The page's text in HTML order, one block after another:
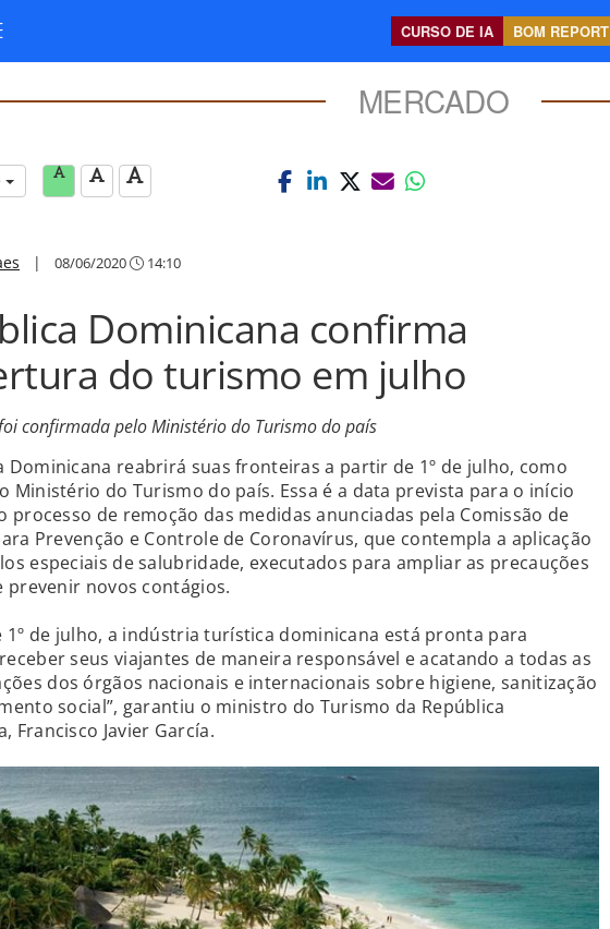
CURSO DE IA BOM REPORT
MERCADO
| 08/06/2020 14:10
Dominicana confirma
do turismo em julho
confirmada pelo Ministério do Turismo do país
Dominicana reabrirá suas fronteiras a partir de 1º de julho, como
Ministério do Turismo do país. Essa é a data prevista para o início
processo de remoção das medidas anunciadas pela Comissão de
Prevenção e Controle de Coronavírus, que contempla a aplicação
especiais de salubridade, executados para ampliar as precauções
prevenir novos contágios.
1º de julho, a indústria turística dominicana está pronta para
seus viajantes de maneira responsável e acatando a todas as
dos órgãos nacionais e internacionais sobre higiene, sanitização
social”, garantiu o ministro do Turismo da República
Francisco Javier García.